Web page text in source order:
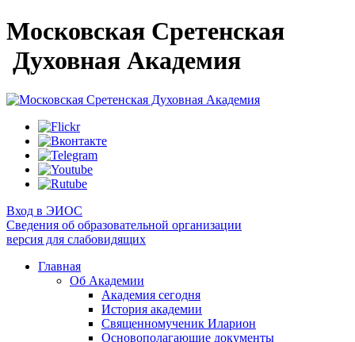
Московская Сретенская
Духовная Академия
Вход в ЭИОС
Сведения об образовательной организации
версия для слабовидящих
Главная
Об Академии
Академия сегодня
История академии
Священномученик Иларион
Основополагающие документы